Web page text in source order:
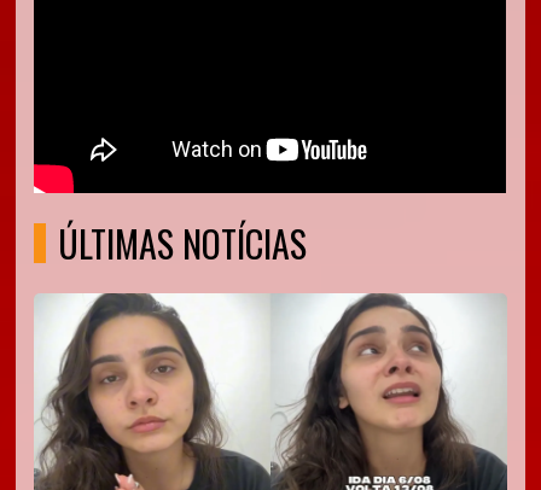
ÚLTIMAS NOTÍCIAS